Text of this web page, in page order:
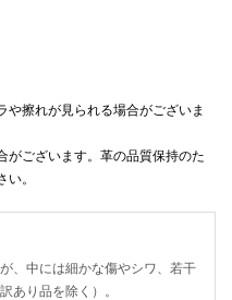
擦れが見られる場合がございま
がございます。革の品質保持のた
。
、中には細かな傷やシワ、若干
あり品を除く）。